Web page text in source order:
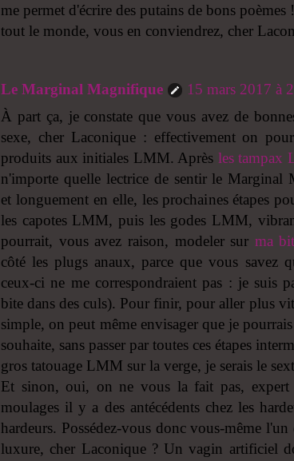
me permet d'écrire des putains de bons poèmes
tout le monde, vous en conviendrez, cher
Le Marginal Magnifique
15 mars 2017 à
À part ça, je constate que vous avez de
sexe, cher Laconique : effectivement on
produits aux initiales LMM. Après les tampax
n'importe quelle lectrice de sentir le Marginal
et longuement en elle, les prochaines étapes
les capotes LMM, puis les godes LMM,
pourrait, vous avez raison, modeler sur ma
côté les plugs anaux, parce que vous savez
ceux-ci ne me correspondraient pas : je suis
bite dans des culs). Pour finir, pour aller plus
simple, on peut même envisager que je
souhaite, sans passer par toutes ces étapes
gros tatouage LMM sur la verge, je serais le
Et sinon, oui, on ne vous la fait pas, expert
moulages il y a des antécédents chez les
hardeurs. Possédez-vous donc vous-même
luxure, cher Laconique ? Un vagin artificiel